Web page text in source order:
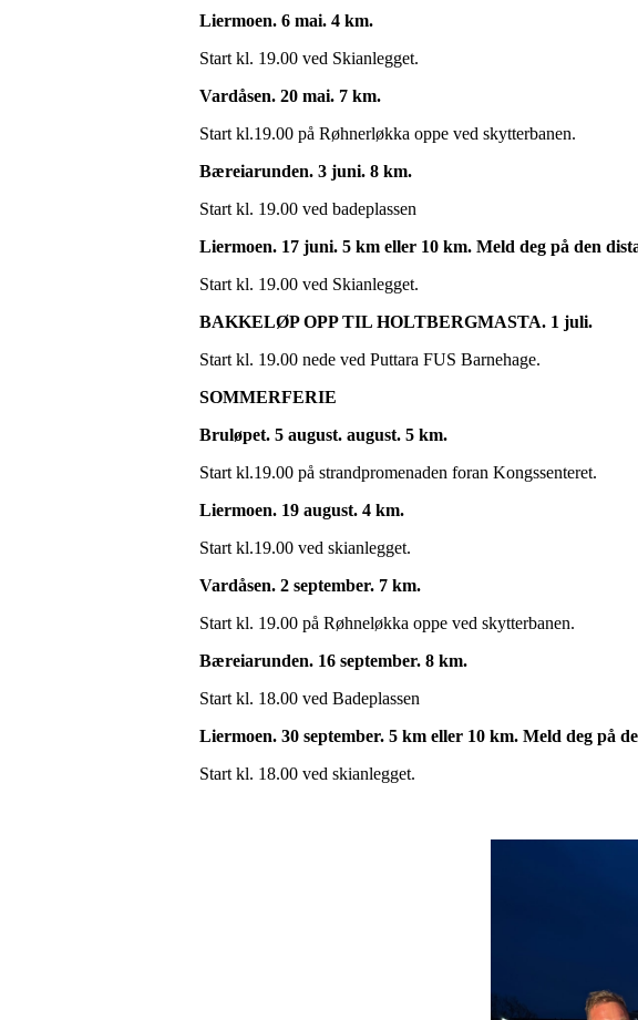
Liermoen. 6 mai. 4 km.
Start kl. 19.00 ved Skianlegget.
Vardåsen. 20 mai. 7 km.
Start kl.19.00 på Røhnerløkka oppe ved skytterbanen.
Bæreiarunden. 3 juni. 8 km.
Start kl. 19.00 ved badeplassen
Liermoen. 17 juni. 5 km eller 10 km. Meld deg på den
Start kl. 19.00 ved Skianlegget.
BAKKELØP OPP TIL HOLTBERGMASTA. 1 juli.
Start kl. 19.00 nede ved Puttara FUS Barnehage.
SOMMERFERIE
Bruløpet. 5 august. august. 5 km.
Start kl.19.00 på strandpromenaden foran Kongssenteret.
Liermoen. 19 august. 4 km.
Start kl.19.00 ved skianlegget.
Vardåsen. 2 september. 7 km.
Start kl. 19.00 på Røhneløkka oppe ved skytterbanen.
Bæreiarunden. 16 september. 8 km.
Start kl. 18.00 ved Badeplassen
Liermoen. 30 september. 5 km eller 10 km. Meld deg på
Start kl. 18.00 ved skianlegget.